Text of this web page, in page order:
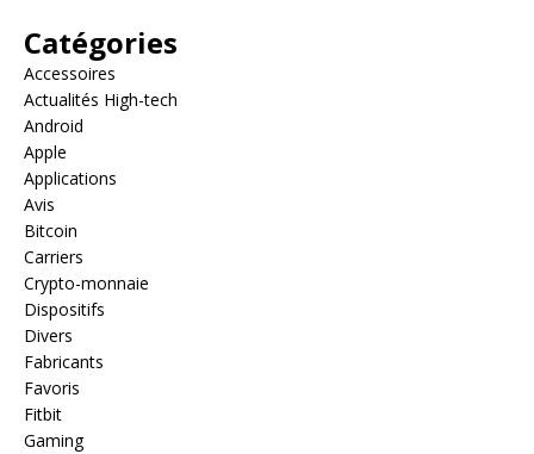
Catégories
Accessoires
Actualités High-tech
Android
Apple
Applications
Avis
Bitcoin
Carriers
Crypto-monnaie
Dispositifs
Divers
Fabricants
Favoris
Fitbit
Gaming